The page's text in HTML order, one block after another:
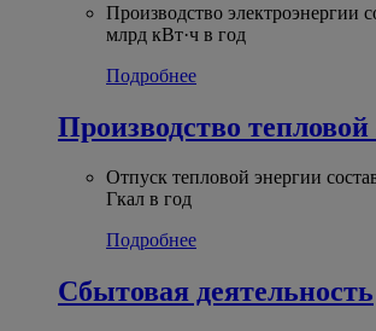
Производство электроэнергии
млрд кВт·ч в год
Подробнее
Производство тепловой
Отпуск тепловой энергии
Гкал в год
Подробнее
Сбытовая деятельность